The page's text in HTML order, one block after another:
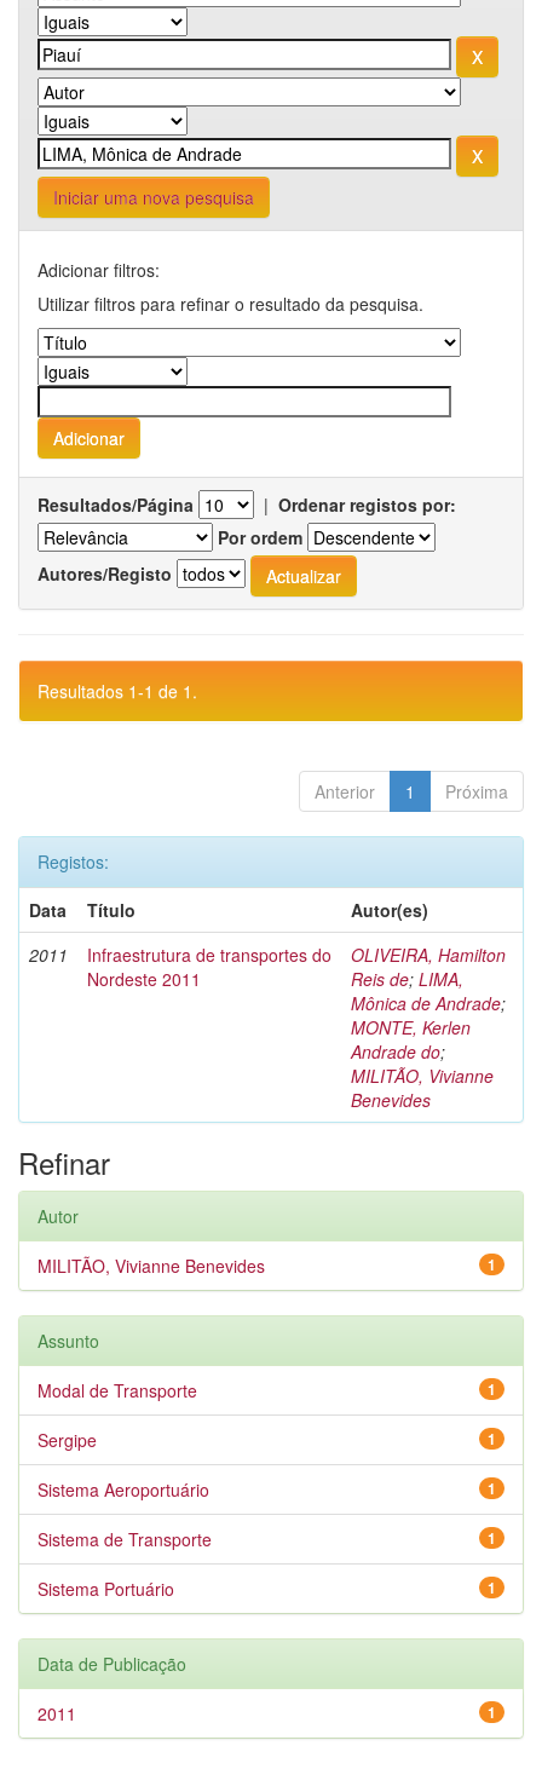
Iniciar uma nova pesquisa
Adicionar filtros:
Utilizar filtros para refinar o resultado da pesquisa.
Resultados/Página | Ordenar registos por:
Por ordem
Autores/Registo
Resultados 1-1 de 1.
Anterior 1 Próxima
Registos:
Data
Título
Autor(es)
2011
Infraestrutura de transportes do
Nordeste 2011
OLIVEIRA, Hamilton
Reis de; LIMA,
Mônica de Andrade;
MONTE, Kerlen
Andrade do;
MILITÃO, Vivianne
Benevides
Refinar
Autor
1
MILITÃO, Vivianne Benevides
Assunto
1
Modal de Transporte
1
Sergipe
1
Sistema Aeroportuário
1
Sistema de Transporte
1
Sistema Portuário
Data de Publicação
1
2011